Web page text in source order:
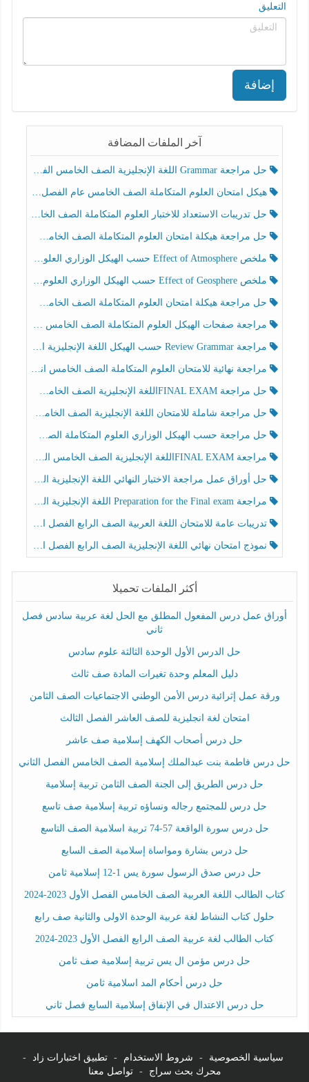
التعليق
إضافة
آخر الملفات المضافة
حل مراجعة Grammar اللغة الإنجليزية الصف الخامس الفصل الثالث
هيكل امتحان العلوم المتكاملة الصف الخامس عام الفصل الدراسي الثالث 2025-2026
حل تدريبات الاستعداد للاختبار العلوم المتكاملة الصف الخامس عام الفصل الثالث
حل مراجعة هيكلة امتحان العلوم المتكاملة الصف الخامس انسبير الفصل الثالث
ملخص Effect of Atmosphere حسب الهيكل الوزاري العلوم المتكاملة الصف الخامس انسبير الفصل الثالث
ملخص Effect of Geosphere حسب الهيكل الوزاري العلوم المتكاملة الصف الخامس انسبير الفصل الثالث
حل مراجعة هيكلة امتحان العلوم المتكاملة الصف الخامس عام الفصل الثالث
مراجعة صفحات الهيكل العلوم المتكاملة الصف الخامس انسبير الفصل الثالث
مراجعة Review Grammar حسب الهيكل اللغة الإنجليزية الصف الخامس الفصل الثالث
مراجعة نهائية للامتحان العلوم المتكاملة الصف الخامس انسبير الفصل الثالث
حل مراجعة FINAL EXAMاللغة الإنجليزية الصف الخامس الفصل الثالث
حل مراجعة شاملة للامتحان اللغة الإنجليزية الصف الخامس الفصل الثالث
حل مراجعة حسب الهيكل الوزاري العلوم المتكاملة الصف الخامس عام الفصل الثالث
مراجعة FINAL EXAMاللغة الإنجليزية الصف الخامس الفصل الثالث
حل أوراق عمل مراجعة الاختبار النهائي اللغة الإنجليزية الصف الرابع الفصل الثالث
مراجعة Preparation for the Final exam اللغة الإنجليزية الصف الرابع الفصل الثالث
تدريبات عامة للامتحان اللغة العربية الصف الرابع الفصل الثالث
نموذج امتحان نهائي اللغة الإنجليزية الصف الرابع الفصل الثالث
أكثر الملفات تحميلا
أوراق عمل درس المفعول المطلق مع الحل لغة عربية سادس فصل
ثاني
حل الدرس الأول الوحدة الثالثة علوم سادس
دليل المعلم وحدة تغيرات المادة صف ثالث
ورقة عمل إثرائية درس الأمن الوطني الاجتماعيات الصف الثامن
امتحان لغة انجليزية للصف العاشر الفصل الثالث
حل درس أصحاب الكهف إسلامية صف عاشر
حل درس فاطمة بنت عبدالملك إسلامية الصف الخامس الفصل الثاني
حل درس الطريق إلى الجنة الصف الثامن تربية إسلامية
حل درس للمجتمع رجاله ونساؤه تربية إسلامية صف تاسع
حل درس سورة الواقعة 57-74 تربية اسلامية الصف التاسع
حل درس بشارة ومواساة إسلامية الصف السابع
حل درس صدق الرسول سورة يس 1-12 إسلامية ثامن
كتاب الطالب اللغة العربية الصف الخامس الفصل الأول 2023-2024
حلول كتاب النشاط لغة عربية الوحدة الاولى والثانية صف رابع
كتاب الطالب لغة عربية الصف الرابع الفصل الأول 2023-2024
حل درس مؤمن ال يس تربية إسلامية صف ثامن
حل درس أحكام المد اسلامية ثامن
حل درس الاعتدال في الإنفاق إسلامية السابع فصل ثاني
سياسية الخصوصية - شروط الاستخدام - تطبيق اختبارات زاد
-
محرك بحث سراج
- تواصل معنا